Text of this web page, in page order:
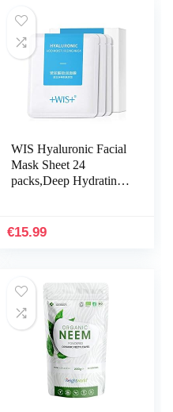
WIS Hyaluronic Facial
Mask Sheet 24
packs,Deep Hydrating
Mask for Dull Dry
€15.99